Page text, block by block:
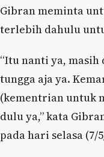
Gibran meminta
terlebih dahulu
“Itu nanti ya,
tungga aja ya.
(kementrian untuk
dulu ya,” kata
pada hari selasa (7/